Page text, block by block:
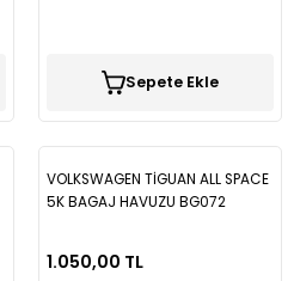
Sepete Ekle
VOLKSWAGEN TİGUAN ALL SPACE
5K BAGAJ HAVUZU BG072
1.050,00 TL